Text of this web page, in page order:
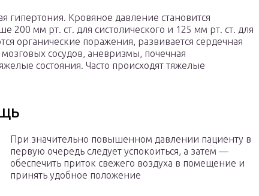
гипертония. Кровяное давление становится
мм рт. ст. для систолического и 125 мм рт. ст. для
органические поражения, развивается сердечная
сосудов, аневризмы, почечная
состояния. Часто происходят тяжелые
При значительно повышенном давлении пациенту в
первую очередь следует успокоиться, а затем —
обеспечить приток свежего воздуха в помещение и
принять удобное положение